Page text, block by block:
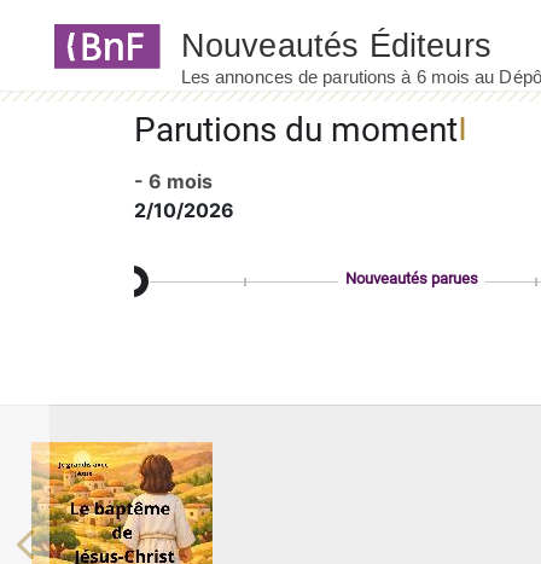
Parutions du moment
- 6 mois
2/10/2026
Nouveautés parues
Previous